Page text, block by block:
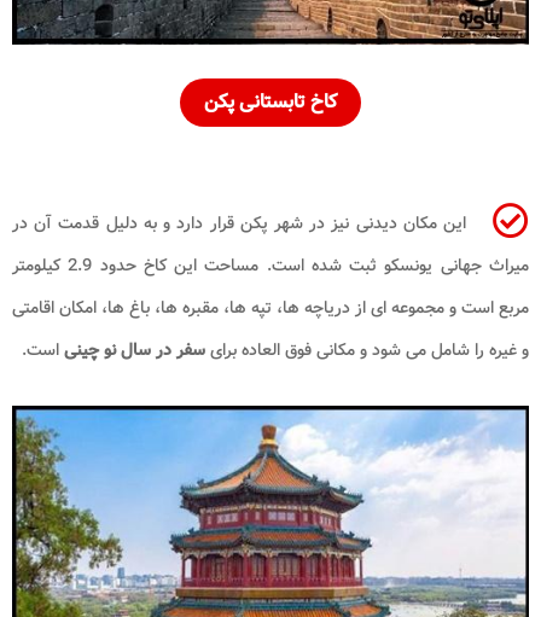
کاخ تابستانی پکن
این مکان دیدنی نیز در شهر پکن قرار دارد و به دلیل قدمت آن در
میراث جهانی یونسکو ثبت شده است. مساحت این کاخ حدود 2.9 کیلومتر
مربع است و مجموعه ای از دریاچه ها، تپه ها، مقبره ها، باغ ها، امکان اقامتی
و غیره را شامل می شود و مکانی فوق العاده برایسفر در سال نو چینیاست.